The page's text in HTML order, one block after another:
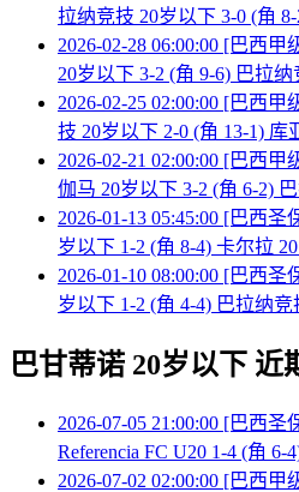
拉纳竞技 20岁以下 3-0 (角 8-
2026-02-28 06:00:00 [巴西
20岁以下 3-2 (角 9-6) 巴拉
2026-02-25 02:00:00 [巴西
技 20岁以下 2-0 (角 13-1) 库
2026-02-21 02:00:00 [巴西
伽马 20岁以下 3-2 (角 6-2)
2026-01-13 05:45:00 [巴西
岁以下 1-2 (角 8-4) 卡尔拉
2026-01-10 08:00:00 [巴西
岁以下 1-2 (角 4-4) 巴拉纳
巴甘蒂诺 20岁以下 近
2026-07-05 21:00:00 [巴西
Referencia FC U20 1-4 (角
2026-07-02 02:00:00 [巴西